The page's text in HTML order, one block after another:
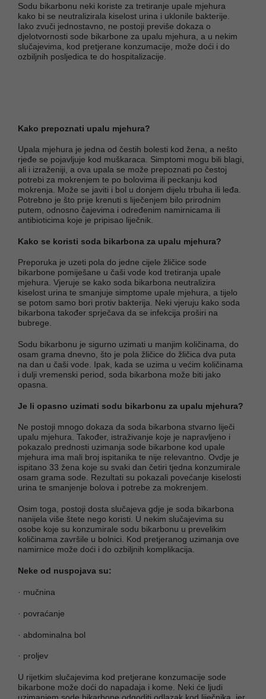
Sodu bikarbonu neki koriste za tretiranje upale mjehura
kako bi se neutralizirala kiselost urina i uklonile bakterije.
Iako zvuči jednostavno, ne postoji previše dokaza o
djelotvornosti sode bikarbone za upalu mjehura, a u nekim
slučajevima, kod pretjerane konzumacije, može doći i do
ozbiljnih posljedica te do hospitalizacije.
Kako prepoznati upalu mjehura?
Upala mjehura je jedna od čestih bolesti kod žena, a nešto
rjeđe se pojavljuje kod muškaraca. Simptomi mogu bili blagi,
ali i izraženiji, a ova upala se može prepoznati po čestoj
potrebi za mokrenjem te po bolovima ili peckanju kod
mokrenja. Može se javiti i bol u donjem dijelu trbuha ili leđa.
Potrebno je što prije krenuti s liječenjem bilo prirodnim
putem, odnosno čajevima i određenim namirnicama ili
antibioticima koje je pripisao liječnik.
Kako se koristi soda bikarbona za upalu mjehura?
Preporuka je uzeti pola do jedne cijele žličice sode
bikarbone pomiješane u čaši vode kod tretiranja upale
mjehura. Vjeruje se kako soda bikarbona neutralizira
kiselost urina te smanjuje simptome upale mjehura, a tijelo
se potom samo bori protiv bakterija. Neki vjeruju kako soda
bikarbona također sprječava da se infekcija proširi na
bubrege.
Sodu bikarbonu je sigurno uzimati u manjim količinama, do
osam grama dnevno, što je pola žličice do žličica dva puta
na dan u čaši vode. Ipak, kada se uzima u većim količinama
i dulji vremenski period, soda bikarbona može biti jako
opasna.
Je li opasno uzimati sodu bikarbonu za upalu mjehura?
Ne postoji mnogo dokaza da soda bikarbona stvarno liječi
upalu mjehura. Također, istraživanje koje je napravljeno i
pokazalo prednosti uzimanja sode bikarbone kod upale
mjehura ima mali broj ispitanika te nije relevantno. Ovdje je
ispitano 33 žena koje su svaki dan četiri tjedna konzumirale
osam grama sode. Rezultati su pokazali povećanje kiselosti
urina te smanjenje bolova i potrebe za mokrenjem.
Osim toga, postoji dosta slučajeva gdje je soda bikarbona
nanijela više štete nego koristi. U nekim slučajevima su
osobe koje su konzumirale sodu bikarbonu u prevelikim
količinama završile u bolnici. Kod pretjeranog uzimanja ove
namirnice može doći i do ozbiljnih komplikacija.
Neke od nuspojava su:
· mučnina
· povraćanje
· abdominalna bol
· proljev
U rijetkim slučajevima kod pretjerane konzumacije sode
bikarbone može doći do napadaja i kome. Neki će ljudi